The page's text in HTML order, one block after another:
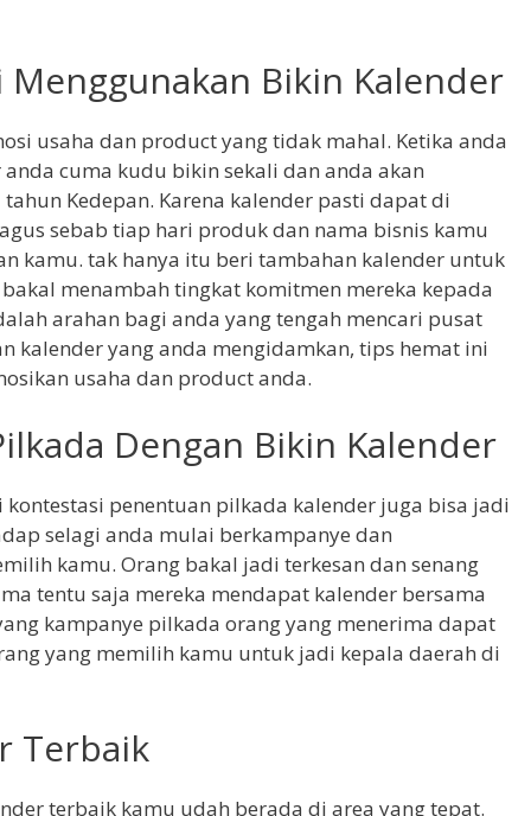
Bikin Kalender
usaha dan product yang tidak mahal. Ketika anda
cuma kudu bikin sekali dan anda akan
Kedepan. Karena kalender pasti dapat di
sebab tiap hari produk dan nama bisnis kamu
kamu. tak hanya itu beri tambahan kalender untuk
menambah tingkat komitmen mereka kepada
arahan bagi anda yang tengah mencari pusat
kalender yang anda mengidamkan, tips hemat ini
usaha dan product anda.
Dengan Bikin Kalender
penentuan pilkada kalender juga bisa jadi
selagi anda mulai berkampanye dan
kamu. Orang bakal jadi terkesan dan senang
tentu saja mereka mendapat kalender bersama
kampanye pilkada orang yang menerima dapat
yang memilih kamu untuk jadi kepala daerah di
Terbaik
terbaik kamu udah berada di area yang tepat.